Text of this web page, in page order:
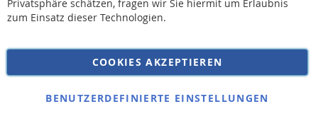
Widerruf
Datenschutz
Impressum
Kontakt
Privatsphäre schätzen, fragen wir Sie hiermit um Erlaubnis
zum Einsatz dieser Technologien.
COOKIES AKZEPTIEREN
BENUTZERDEFINIERTE EINSTELLUNGEN